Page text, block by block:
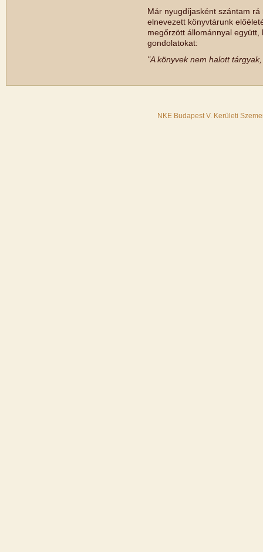
Már nyugdíjasként szántam
elnevezett könyvtárunk
megőrzött állománnyal
gondolatokat:
"A könyvek nem halott
NKE Budapest V. Kerületi